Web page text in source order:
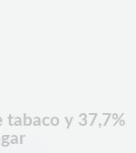
tabaco y 37,7%